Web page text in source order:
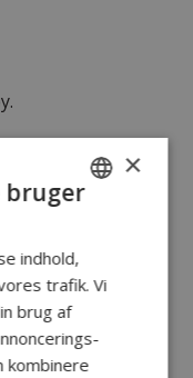
med
øl/vand dertil.
for, at der er
ENGLISH
×
bruger
indhold,
trafik. Vi
brug af
kombinere